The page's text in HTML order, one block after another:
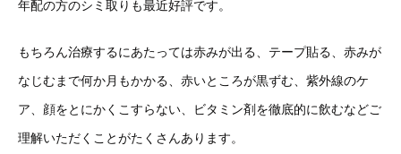
年配の方のシミ取りも最近好評です。
もちろん治療するにあたっては赤みが出る、テープ貼る、赤みが
なじむまで何か月もかかる、赤いところが黒ずむ、紫外線のケ
ア、顔をとにかくこすらない、ビタミン剤を徹底的に飲むなどご
理解いただくことがたくさんあります。